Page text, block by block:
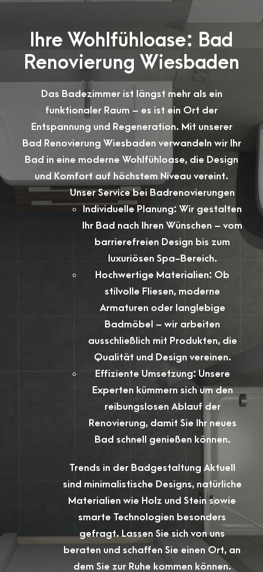
Ihre Wohlfühloase: Bad
Renovierung Wiesbaden
Das Badezimmer ist längst mehr als ein
funktionaler Raum – es ist ein Ort der
Entspannung und Regeneration. Mit unserer
Bad Renovierung Wiesbaden verwandeln wir Ihr
Bad in eine moderne Wohlfühloase, die Design
und Komfort auf höchstem Niveau vereint.
Unser Service bei Badrenovierungen
Individuelle Planung: Wir gestalten
Ihr Bad nach Ihren Wünschen – vom
barrierefreien Design bis zum
luxuriösen Spa-Bereich.
Hochwertige Materialien: Ob
stilvolle Fliesen, moderne
Armaturen oder langlebige
Badmöbel – wir arbeiten
ausschließlich mit Produkten, die
Qualität und Design vereinen.
Effiziente Umsetzung: Unsere
Experten kümmern sich um den
reibungslosen Ablauf der
Renovierung, damit Sie Ihr neues
Bad schnell genießen können.
Trends in der Badgestaltung Aktuell
sind minimalistische Designs, natürliche
Materialien wie Holz und Stein sowie
smarte Technologien besonders
gefragt. Lassen Sie sich von uns
beraten und schaffen Sie einen Ort, an
dem Sie zur Ruhe kommen können.